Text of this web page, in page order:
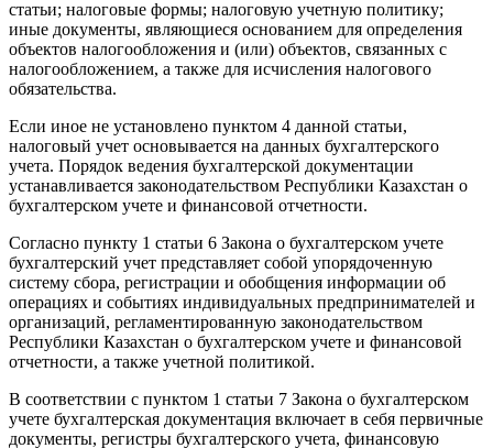
статьи; налоговые формы; налоговую учетную политику;
иные документы, являющиеся основанием для определения
объектов налогообложения и (или) объектов, связанных с
налогообложением, а также для исчисления налогового
обязательства.
Если иное не установлено пунктом 4 данной статьи,
налоговый учет основывается на данных бухгалтерского
учета. Порядок ведения бухгалтерской документации
устанавливается законодательством Республики Казахстан о
бухгалтерском учете и финансовой отчетности.
Согласно пункту 1 статьи 6 Закона о бухгалтерском учете
бухгалтерский учет представляет собой упорядоченную
систему сбора, регистрации и обобщения информации об
операциях и событиях индивидуальных предпринимателей и
организаций, регламентированную законодательством
Республики Казахстан о бухгалтерском учете и финансовой
отчетности, а также учетной политикой.
В соответствии с пунктом 1 статьи 7 Закона о бухгалтерском
учете бухгалтерская документация включает в себя первичные
документы, регистры бухгалтерского учета, финансовую